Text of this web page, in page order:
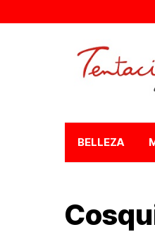
BELLEZA